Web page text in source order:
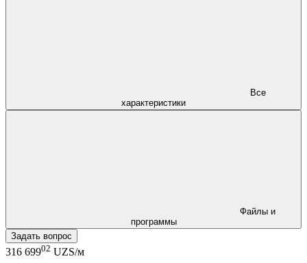
характеристики
программы
Задать вопрос
316 69902 UZS/м